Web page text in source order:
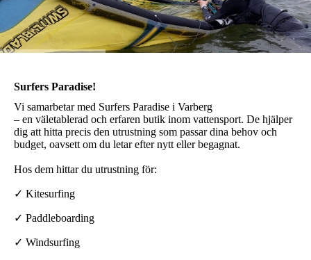
Surfers Paradise!
Vi samarbetar med Surfers Paradise i Varberg
– en väletablerad och erfaren butik inom vattensport. De hjälper
dig att hitta precis den utrustning som passar dina behov och
budget, oavsett om du letar efter nytt eller begagnat.
Hos dem hittar du utrustning för:
✓ Kitesurfing
✓ Paddleboarding
✓ Windsurfing